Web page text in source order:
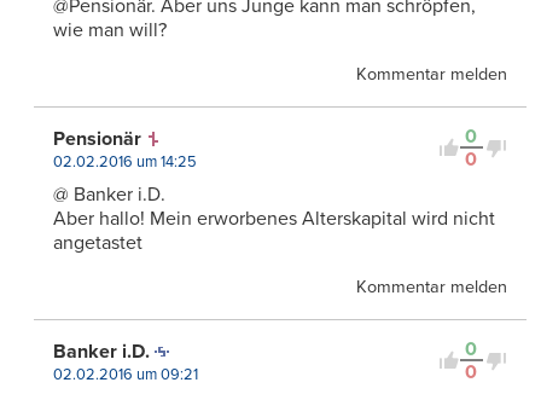
@Pensionär. Aber uns Junge kann man schröpfen,
wie man will?
Kommentar melden
0
0
Pensionär
02.02.2016 um 14:25
@ Banker i.D.
Aber hallo! Mein erworbenes Alterskapital wird nicht
angetastet
Kommentar melden
0
0
Banker i.D.
02.02.2016 um 09:21